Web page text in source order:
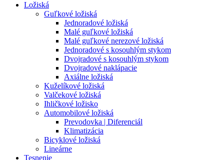
Ložiská
Guľkové ložiská
Jednoradové ložiská
Malé guľkové ložiská
Malé guľkové nerezové ložiská
Jednoradové s kosouhlým stykom
Dvojradové s kosouhlým stykom
Dvojradové naklápacie
Axiálne ložiská
Kuželíkové ložiská
Valčekové ložiská
Ihličkové ložisko
Automobilové ložiská
Prevodovka | Diferenciál
Klimatizácia
Bicyklové ložiská
Lineárne
Tesnenie